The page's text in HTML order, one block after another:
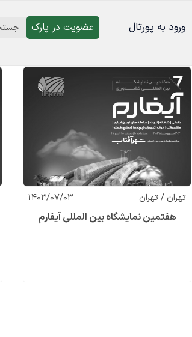
ورود به پورتال عضویت در پارک
1403/07/03 تهران / تهران
هفتمین نمایشگاه بین المللی آیفارم